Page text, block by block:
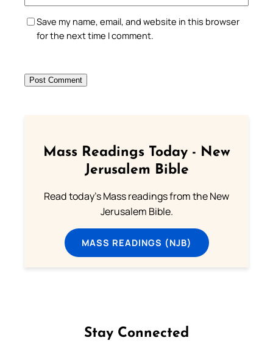
Save my name, email, and website in this browser
for the next time I comment.
Mass Readings Today - New
Jerusalem Bible
Read today's Mass readings from the New
Jerusalem Bible.
MASS READINGS (NJB)
Stay Connected